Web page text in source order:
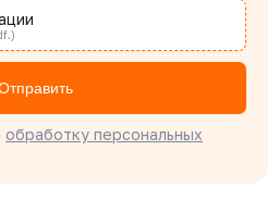
продаж
обработку персональных